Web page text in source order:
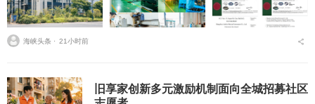
海峡头条 ⋅ 21小时前
旧享家创新多元激励机制面向全城招募社区